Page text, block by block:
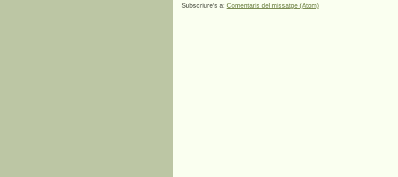
Subscriure's a: Comentaris del missatge (Atom)